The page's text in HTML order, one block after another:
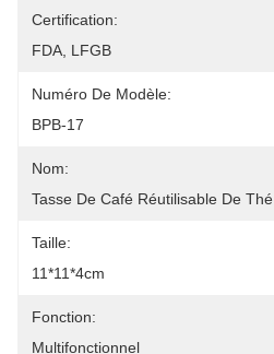
Certification:
FDA, LFGB
Numéro De Modèle:
BPB-17
Nom:
Tasse De Café Réutilisable De Thé
Taille:
11*11*4cm
Fonction:
Multifonctionnel